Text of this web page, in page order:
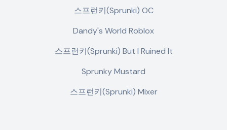
스프런키(Sprunki) OC
Dandy's World Roblox
스프런키(Sprunki) But I Ruined It
Sprunky Mustard
스프런키(Sprunki) Mixer